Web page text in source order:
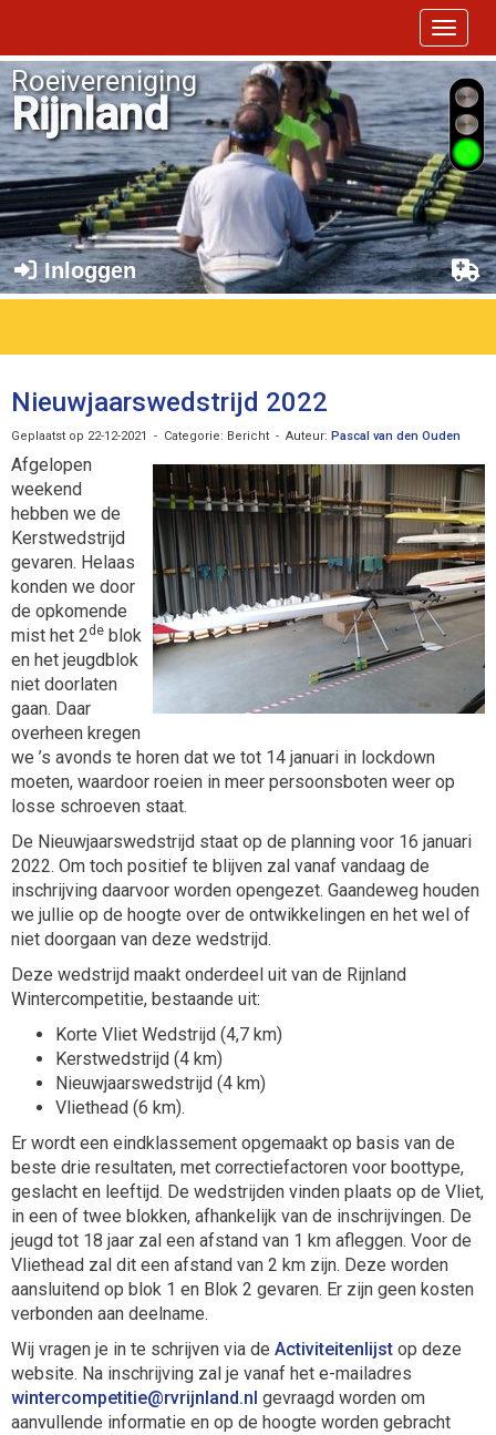
Toggle
Roeivereniging
Rijnland
Inloggen
Nieuwjaarswedstrijd 2022
Geplaatst op 22-12-2021 - Categorie: Bericht - Auteur: Pascal van den Ouden
Afgelopen
weekend
hebben we de
Kerstwedstrijd
gevaren. Helaas
konden we door
de opkomende
mist het 2de blok
en het jeugdblok
niet doorlaten
gaan. Daar
overheen kregen
we ’s avonds te horen dat we tot 14 januari in lockdown
moeten, waardoor roeien in meer persoonsboten weer op
losse schroeven staat.
De Nieuwjaarswedstrijd staat op de planning voor 16 januari
2022. Om toch positief te blijven zal vanaf vandaag de
inschrijving daarvoor worden opengezet. Gaandeweg houden
we jullie op de hoogte over de ontwikkelingen en het wel of
niet doorgaan van deze wedstrijd.
Deze wedstrijd maakt onderdeel uit van de Rijnland
Wintercompetitie, bestaande uit:
Korte Vliet Wedstrijd (4,7 km)
Kerstwedstrijd (4 km)
Nieuwjaarswedstrijd (4 km)
Vliethead (6 km).
Er wordt een eindklassement opgemaakt op basis van de
beste drie resultaten, met correctiefactoren voor boottype,
geslacht en leeftijd. De wedstrijden vinden plaats op de Vliet,
in een of twee blokken, afhankelijk van de inschrijvingen. De
jeugd tot 18 jaar zal een afstand van 1 km afleggen. Voor de
Vliethead zal dit een afstand van 2 km zijn. Deze worden
aansluitend op blok 1 en Blok 2 gevaren. Er zijn geen kosten
verbonden aan deelname.
Wij vragen je in te schrijven via de Activiteitenlijst op deze
website. Na inschrijving zal je vanaf het e-mailadres
eititepmocretniw@rvrijnland.nl gevraagd worden om
aanvullende informatie en op de hoogte worden gebracht